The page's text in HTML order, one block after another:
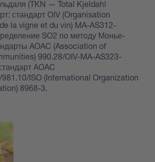
(TKN — Total Kjeldahl
стандарт OIV (Organisation
la vigne et du vin) MA-AS312-
SO2 по методу Монье-
AOAC (Association of
990.28/OIV-MA-AS323-
AOAC
ISO (International Organization
8968-3.